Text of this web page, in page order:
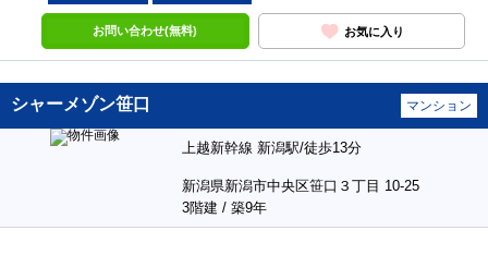
お問い合わせ(無料) お気に入り
シャーメゾン笹口 マンション
上越新幹線 新潟駅/徒歩13分
新潟県新潟市中央区笹口３丁目 10-25
3階建 / 築9年